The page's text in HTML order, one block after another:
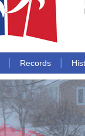
Records